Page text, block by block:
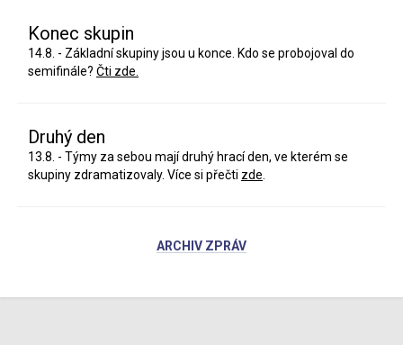
Konec skupin
14.8. - Základní skupiny jsou u konce. Kdo se probojoval do
semifinále? Čti zde.
Druhý den
13.8. - Týmy za sebou mají druhý hrací den, ve kterém se
skupiny zdramatizovaly. Více si přečti zde
ARCHIV ZPRÁV